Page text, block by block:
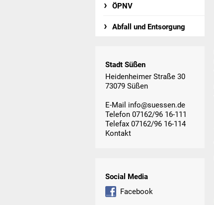
ÖPNV
Abfall und Entsorgung
Stadt Süßen
Heidenheimer Straße 30
73079 Süßen
E-Mail info@suessen.de
Telefon 07162/96 16-111
Telefax 07162/96 16-114
Kontakt
Social Media
Facebook